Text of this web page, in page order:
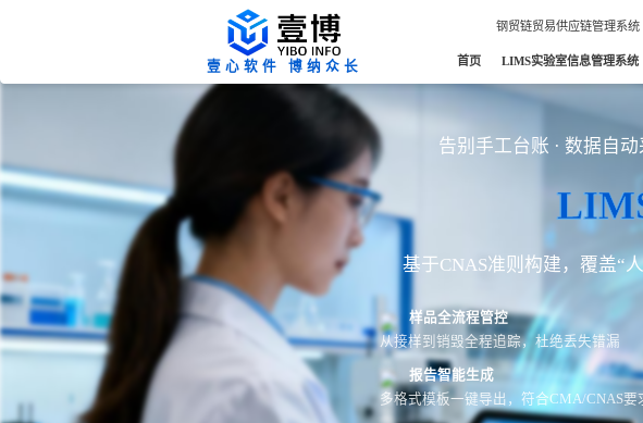
钢贸链贸易供应链管理系统
壹心软件 博纳众长 首页 LIMS实验室信息管理系统
告别手工台账 · 数据自
基于CNAS准则构建，覆盖“
样品全流程管控
从接样到销毁全程追踪，杜绝丢失错漏
报告智能生成
多格式模板一键导出，符合CMA/CNAS要